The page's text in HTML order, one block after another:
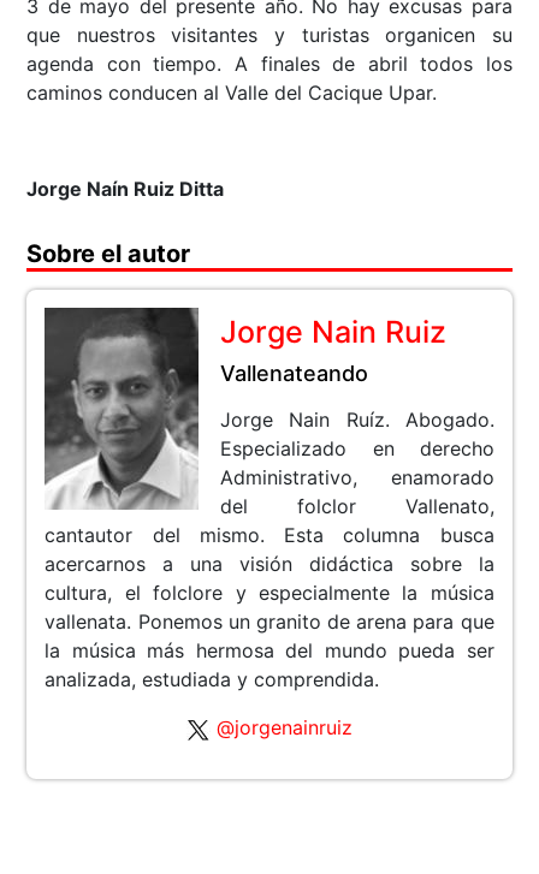
3 de mayo del presente año. No hay excusas para
que nuestros visitantes y turistas organicen su
agenda con tiempo. A finales de abril todos los
caminos conducen al Valle del Cacique Upar.
Jorge Naín Ruiz Ditta
Sobre el autor
Jorge Nain Ruiz
Vallenateando
Jorge Nain Ruíz. Abogado.
Especializado en derecho
Administrativo, enamorado
del folclor Vallenato,
cantautor del mismo. Esta columna busca
acercarnos a una visión didáctica sobre la
cultura, el folclore y especialmente la música
vallenata. Ponemos un granito de arena para que
la música más hermosa del mundo pueda ser
analizada, estudiada y comprendida.
@jorgenainruiz